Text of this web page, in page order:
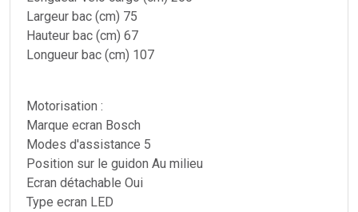
Largeur bac (cm) 75
Hauteur bac (cm) 67
Longueur bac (cm) 107
Motorisation :
Marque ecran Bosch
Modes d'assistance 5
Position sur le guidon Au milieu
Ecran détachable Oui
Type ecran LED